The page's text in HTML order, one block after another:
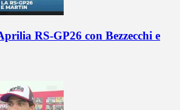
RS-GP26 con Bezzecchi e